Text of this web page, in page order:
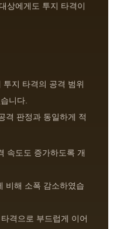
상에게도 투지 타격이
지 타격의 공격 범위
니다.
격 판정과 동일하게 적
속도도 증가하도록 개
비해 소폭 감소하였습
격으로 부드럽게 이어